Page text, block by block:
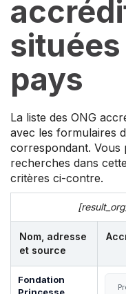
pays
La liste des ONG
avec les formulaires
correspondant. Vous
recherches dans
critères ci-contre.
Nom, adresse
et source
Fondation
Princesse